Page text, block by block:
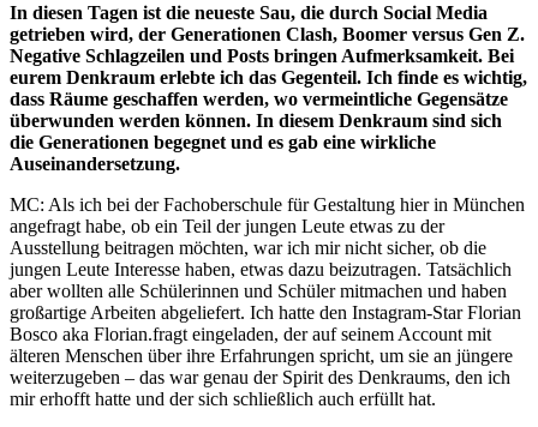
In diesen Tagen ist die neueste Sau, die durch Social Media
getrieben wird, der Generationen Clash, Boomer versus Gen Z.
Negative Schlagzeilen und Posts bringen Aufmerksamkeit. Bei
eurem Denkraum erlebte ich das Gegenteil. Ich finde es wichtig,
dass Räume geschaffen werden, wo vermeintliche Gegensätze
überwunden werden können. In diesem Denkraum sind sich
die Generationen begegnet und es gab eine wirkliche
Auseinandersetzung.
MC: Als ich bei der Fachoberschule für Gestaltung hier in München
angefragt habe, ob ein Teil der jungen Leute etwas zu der
Ausstellung beitragen möchten, war ich mir nicht sicher, ob die
jungen Leute Interesse haben, etwas dazu beizutragen. Tatsächlich
aber wollten alle Schülerinnen und Schüler mitmachen und haben
großartige Arbeiten abgeliefert. Ich hatte den Instagram-Star Florian
Bosco aka Florian.fragt eingeladen, der auf seinem Account mit
älteren Menschen über ihre Erfahrungen spricht, um sie an jüngere
weiterzugeben – das war genau der Spirit des Denkraums, den ich
mir erhofft hatte und der sich schließlich auch erfüllt hat.